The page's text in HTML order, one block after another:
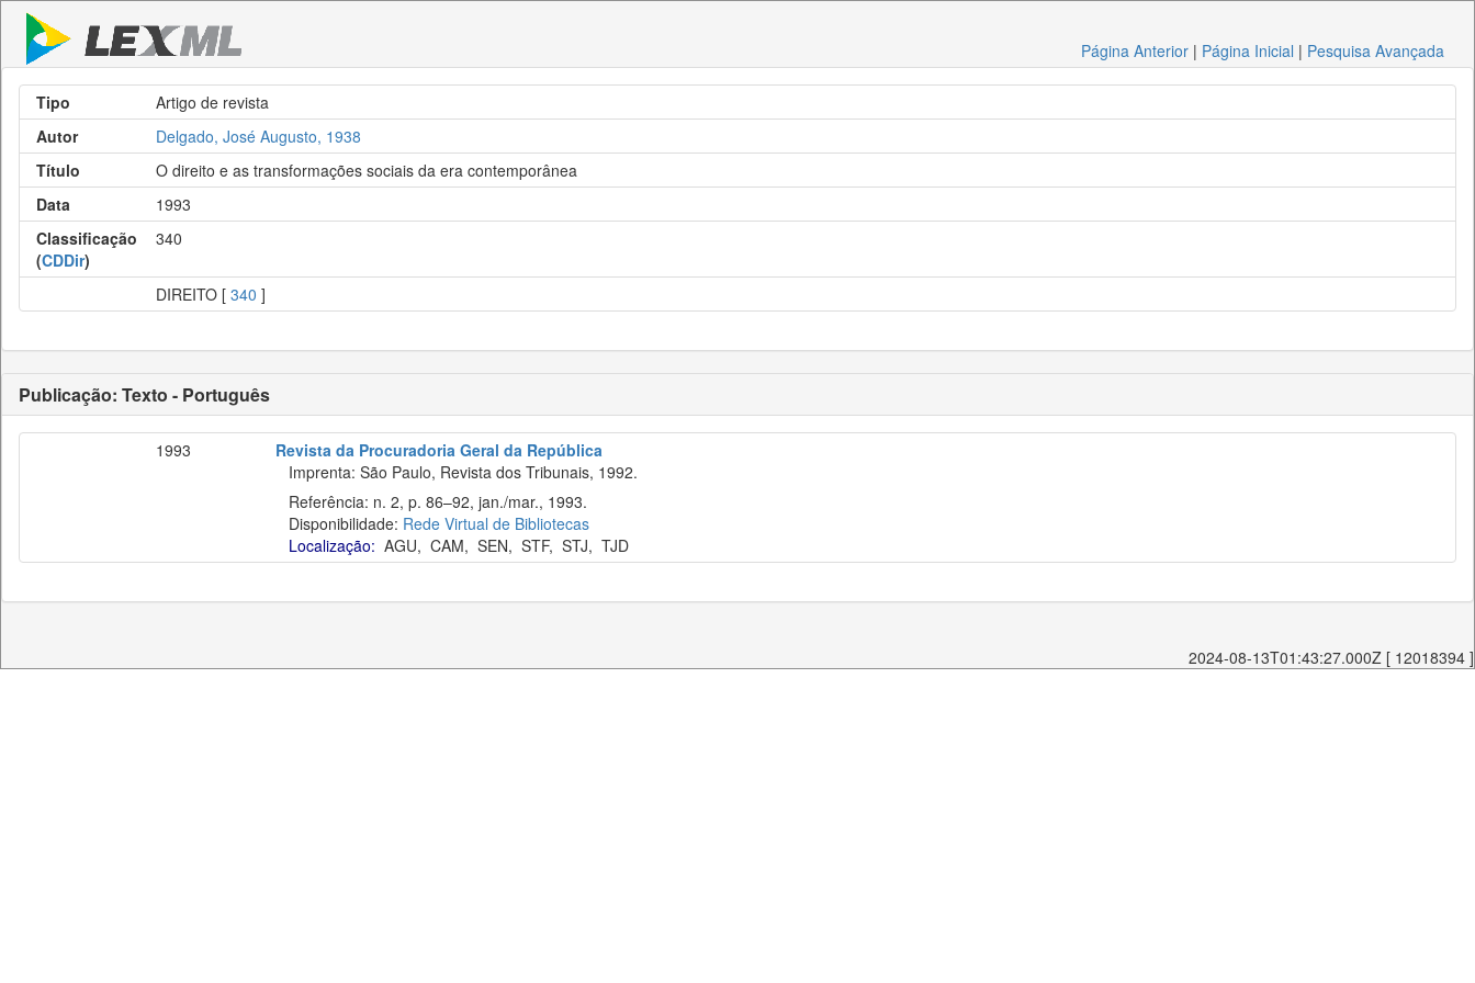
Página Anterior | Página Inicial | Pesquisa Avançada
Tipo
Artigo de revista
Autor
Delgado, José Augusto, 1938
Título
O direito e as transformações sociais da era contemporânea
Data
1993
Classificação
(CDDir)
340
DIREITO [ 340 ]
Publicação: Texto - Português
1993
Revista da Procuradoria Geral da República
Imprenta: São Paulo, Revista dos Tribunais, 1992.
Referência: n. 2, p. 86–92, jan./mar., 1993.
Disponibilidade: Rede Virtual de Bibliotecas
Localização: AGU, CAM, SEN, STF, STJ, TJD
2024-08-13T01:43:27.000Z [ 12018394 ]